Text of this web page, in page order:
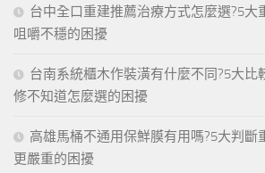
台中全口重建推薦治療方式怎麼選?5大
咀嚼不穩的困擾
台南系統櫃木作裝潢有什麼不同?5大比
修不知道怎麼選的困擾
高雄馬桶不通用保鮮膜有用嗎?5大判斷
更嚴重的困擾